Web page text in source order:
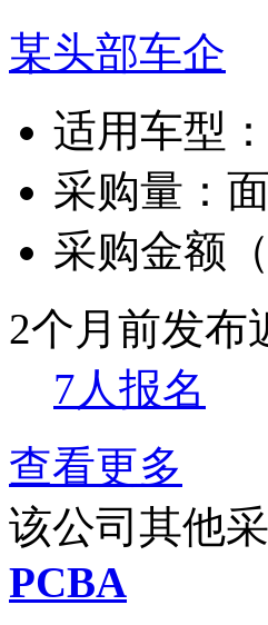
某头部车企
适用车型：
采购量：
采购金额
2个月前发布
7人报名
查看更多
该公司其他
PCBA